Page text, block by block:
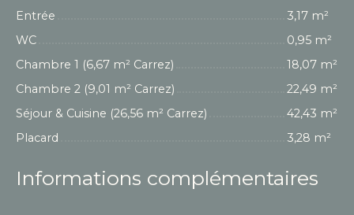
Entrée
3,17 m²
WC
0,95 m²
Chambre 1 (6,67 m² Carrez)
18,07 m²
Chambre 2 (9,01 m² Carrez)
22,49 m²
Séjour & Cuisine (26,56 m² Carrez)
42,43 m²
Placard
3,28 m²
Informations complémentaires